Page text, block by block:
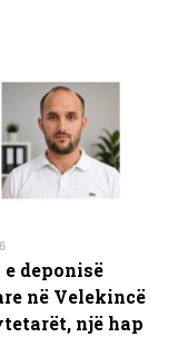
deponisë
në Velekincë
një hap